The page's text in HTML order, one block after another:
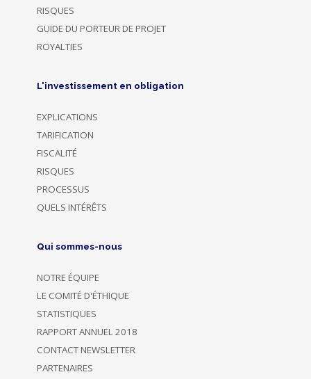
RISQUES
GUIDE DU PORTEUR DE PROJET
ROYALTIES
L'investissement en obligation
EXPLICATIONS
TARIFICATION
FISCALITÉ
RISQUES
PROCESSUS
QUELS INTÉRÊTS
Qui sommes-nous
NOTRE ÉQUIPE
LE COMITÉ D'ÉTHIQUE
STATISTIQUES
RAPPORT ANNUEL 2018
CONTACT NEWSLETTER
PARTENAIRES